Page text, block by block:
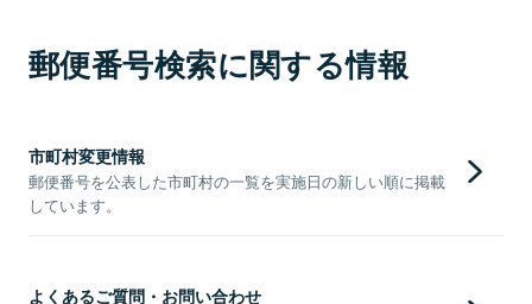
郵便番号検索に関する情報
市町村変更情報
郵便番号を公表した市町村の一覧を実施日の新しい順に掲載
しています。
よくあるご質問・お問い合わせ